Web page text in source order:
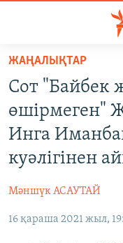
Skip
main
content
Skip
to
main
Skip
to
ЖАҢАЛЫҚТАР
AZATTYQTV
ҚАҢТАР ОҚИҒАСЫ
ӘЛЕУМЕТ
ӘЛЕМ
ЖАҢАЛЫҚТАР
Сот "Байбек
өшірмеген"
Инга
куәлігінен
Мәншүк АСАУТАЙ
16 қараша 2021 жыл,